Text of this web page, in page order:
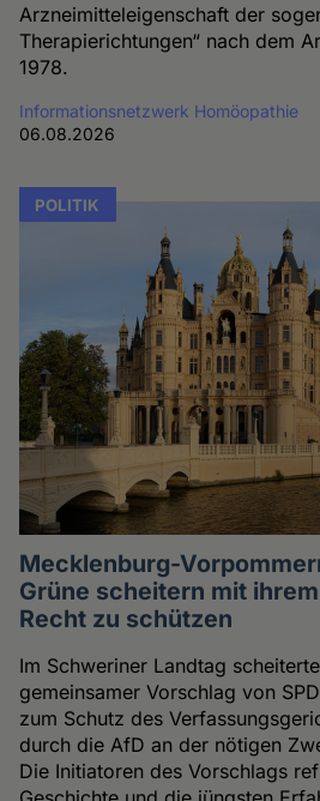
Arzneimitteleigenschaft der
Therapierichtungen“ nach dem
1978.
Informationsnetzwerk Homöopathie
06.08.2026
POLITIK
Mecklenburg-
Grüne scheitern mit
Recht zu schützen
Im Schweriner Landtag
gemeinsamer Vorschlag von
zum Schutz des
durch die AfD an der nötigen
Die Initiatoren des Vorschlags